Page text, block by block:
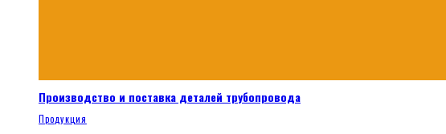
Производство и поставка деталей трубопровода
Продукция